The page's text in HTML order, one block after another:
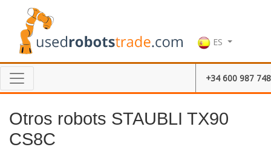
ES
+34 600 987 748
Otros robots STAUBLI TX90
CS8C